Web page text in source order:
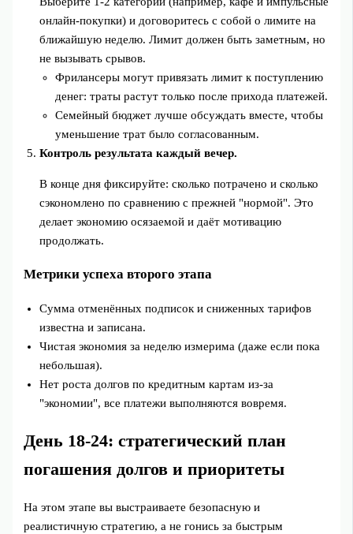
онлайн‑покупки) и договоритесь с собой о лимите на
ближайшую неделю. Лимит должен быть заметным, но
не вызывать срывов.
Фрилансеры могут привязать лимит к поступлению
денег: траты растут только после прихода платежей.
Семейный бюджет лучше обсуждать вместе, чтобы
уменьшение трат было согласованным.
Контроль результата каждый вечер.
В конце дня фиксируйте: сколько потрачено и сколько
сэкономлено по сравнению с прежней "нормой". Это
делает экономию осязаемой и даёт мотивацию
продолжать.
Метрики успеха второго этапа
Сумма отменённых подписок и сниженных тарифов
известна и записана.
Чистая экономия за неделю измерима (даже если пока
небольшая).
Нет роста долгов по кредитным картам из‑за
"экономии", все платежи выполняются вовремя.
День 18-24: стратегический план
погашения долгов и приоритеты
На этом этапе вы выстраиваете безопасную и
реалистичную стратегию, а не гонись за быстрым